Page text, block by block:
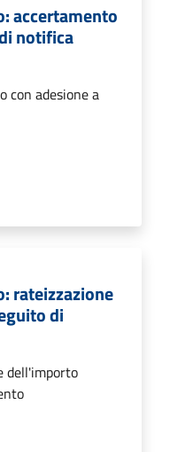
accertamento
notifica
con adesione a
rateizzazione
di
dell'importo